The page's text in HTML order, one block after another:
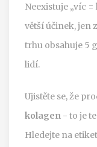
Neexistuje „víc =
větší účinek, jen
trhu obsahuje 5
lidí.
Ujistěte se, že
kolagen - to je
Hledejte na